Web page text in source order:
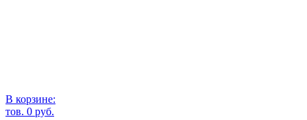
В корзине:
тов. 0 руб.